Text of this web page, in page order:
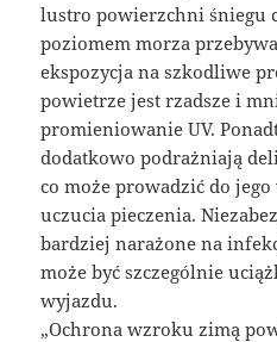
lustro powierzchni śniegu
poziomem morza
ekspozycja na szkodliwe
powietrze jest rzadsze i
promieniowanie UV.
dodatkowo podrażniają
co może prowadzić do
uczucia pieczenia.
bardziej narażone na
może być szczególnie
wyjazdu.
„Ochrona wzroku zimą